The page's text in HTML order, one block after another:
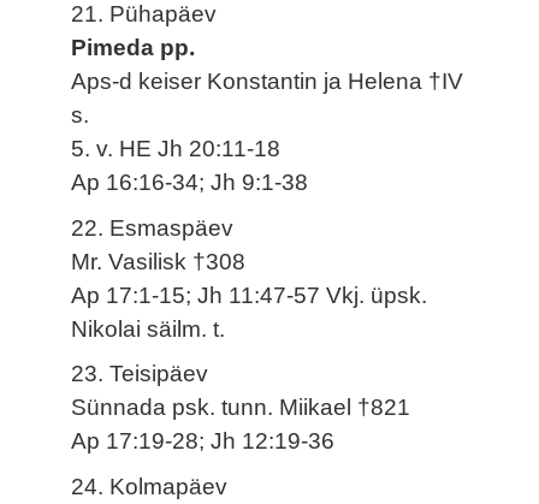
21. Pühapäev
Pimeda pp.
Aps-d keiser Konstantin ja Helena †IV
s.
5. v. HE Jh 20:11-18
Ap 16:16-34; Jh 9:1-38
22. Esmaspäev
Mr. Vasilisk †308
Ap 17:1-15; Jh 11:47-57 Vkj. üpsk.
Nikolai säilm. t.
23. Teisipäev
Sünnada psk. tunn. Miikael †821
Ap 17:19-28; Jh 12:19-36
24. Kolmapäev